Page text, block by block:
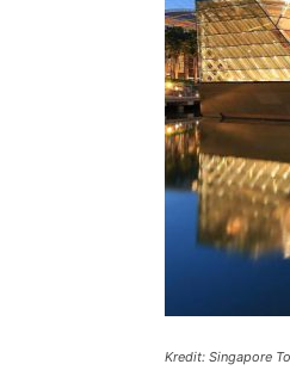
Kredit: Singapore